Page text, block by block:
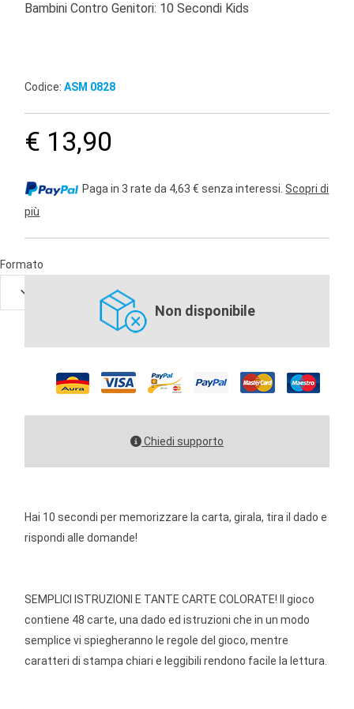
Bambini Contro Genitori: 10 Secondi Kids
Codice:ASM 0828
€ 13,90
Paga in 3 rate da 4,63 € senza interessi.Scopri di
più
Formato
Non disponibile
Chiedi supporto
Hai 10 secondi per memorizzare la carta, girala, tira il dado e
rispondi alle domande!
SEMPLICI ISTRUZIONI E TANTE CARTE COLORATE! Il gioco
contiene 48 carte, una dado ed istruzioni che in un modo
semplice vi spiegheranno le regole del gioco, mentre
caratteri di stampa chiari e leggibili rendono facile la lettura.